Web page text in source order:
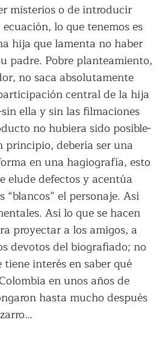
misterios o de introducir
lo que tenemos es
hija que lamenta no haber
padre. Pobre planteamiento,
no saca absolutamente
central de la hija
ella y sin las filmaciones
no hubiera sido posible-
principio, debería ser una
en una hagiografía, esto
elude defectos y acentúa
“blancos” el personaje. Así
Así lo que se hacen
proyectar a los amigos, a
devotos del biografiado; no
interés en saber qué
en unos años de
hasta mucho después